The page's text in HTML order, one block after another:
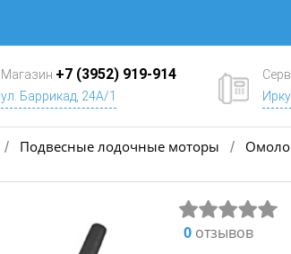
Магазин +7 (3952) 919-914
ул. Баррикад, 24А/1
/ Подвесные лодочные моторы /
0отзывов